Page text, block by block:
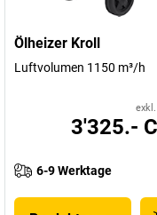
Ölheizer Kroll
Luftvolumen 1150 m³/h
3'325.-
6-9 Werktage